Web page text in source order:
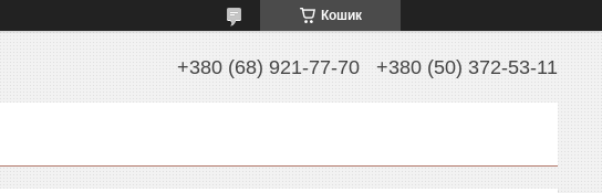
Кошик
+380 (68) 921-77-70 +380 (50) 372-53-11